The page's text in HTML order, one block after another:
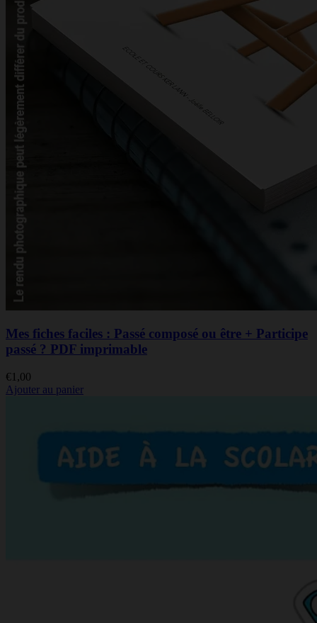
Mes fiches faciles : Passé composé ou être + Participe
passé ? PDF imprimable
€ 1,00
Ajouter au panier